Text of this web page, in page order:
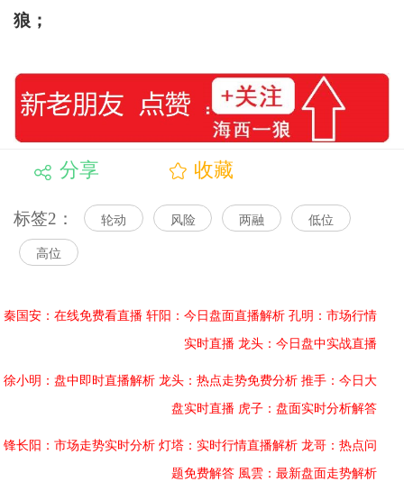
狼；
分享 收藏
标签2： 轮动 风险 两融 低位
高位
秦国安：在线免费看直播 轩阳：今日盘面直播解析 孔明：市场行情
实时直播 龙头：今日盘中实战直播
徐小明：盘中即时直播解析 龙头：热点走势免费分析 推手：今日大
盘实时直播 虎子：盘面实时分析解答
锋长阳：市场走势实时分析 灯塔：实时行情直播解析 龙哥：热点问
题免费解答 風雲：最新盘面走势解析